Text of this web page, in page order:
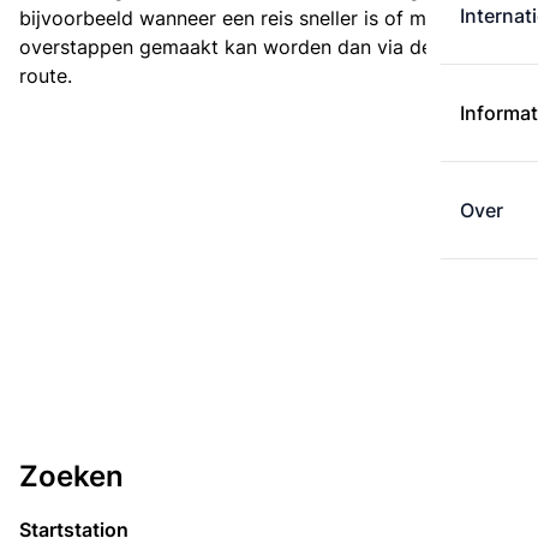
Over
bijvoorbeeld wanneer een reis sneller is of met minder
overstappen gemaakt kan worden dan via de kortste
route.
Zoeken
Startstation